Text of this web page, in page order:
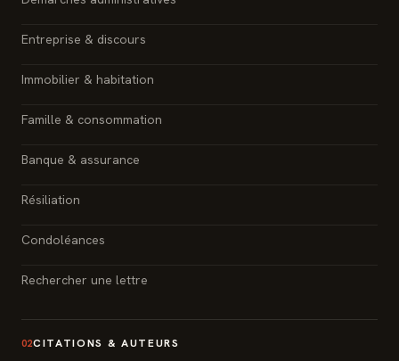
Entreprise & discours
Immobilier & habitation
Famille & consommation
Banque & assurance
Résiliation
Condoléances
Rechercher une lettre
02CITATIONS & AUTEURS